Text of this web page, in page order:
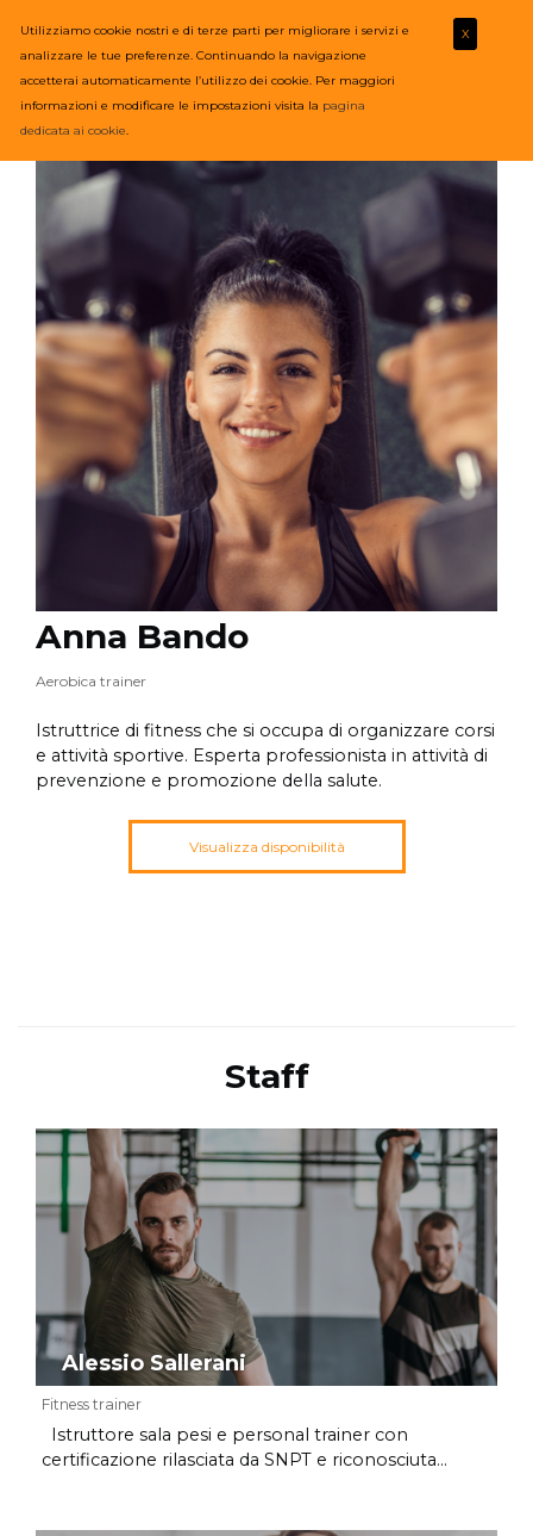
Anna Bando
Aerobica trainer
Istruttrice di fitness che si occupa di organizzare corsi
e attività sportive. Esperta professionista in attività di
prevenzione e promozione della salute.
Visualizza disponibilità
Staff
Alessio Sallerani
Fitness trainer
Istruttore sala pesi e personal trainer con
certificazione rilasciata da SNPT e riconosciuta...
Utilizziamo cookie nostri e di terze parti per migliorare i servizi e
analizzare le tue preferenze. Continuando la navigazione
accetterai automaticamente l’utilizzo dei cookie. Per maggiori
informazioni e modificare le impostazioni visita la pagina
dedicata ai cookie.
X